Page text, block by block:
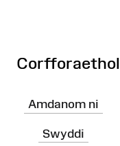
Corfforaethol
Amdanom ni
Swyddi